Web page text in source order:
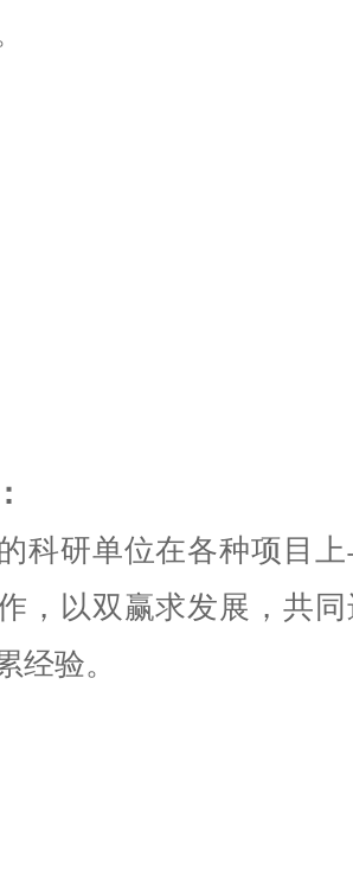
科研单位在各种项目
，以双赢求发展，共
经验。